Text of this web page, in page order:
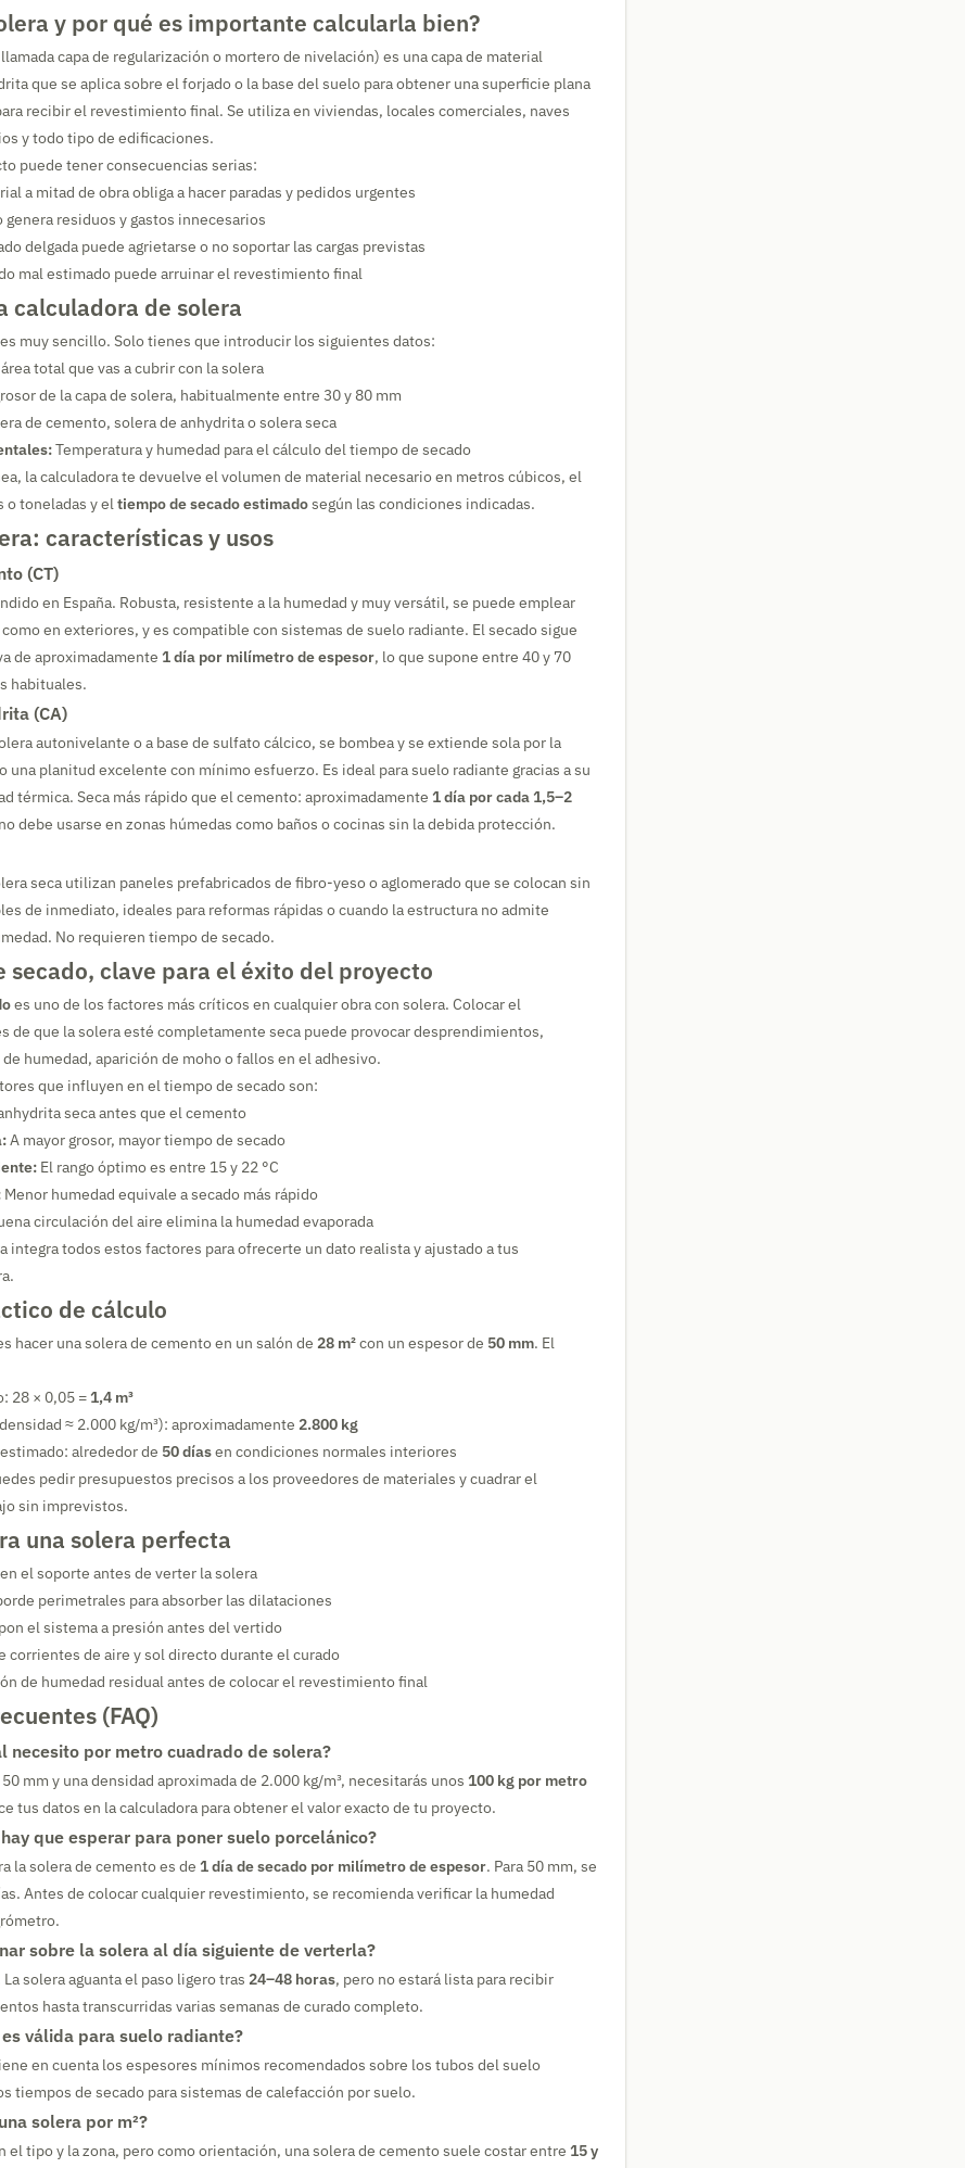
y por qué es importante calcularla bien?
capa de regularización o mortero de nivelación) es una capa de material
que se aplica sobre el forjado o la base del suelo para obtener una superficie plana
recibir el revestimiento final. Se utiliza en viviendas, locales comerciales, naves
y todo tipo de edificaciones.
puede tener consecuencias serias:
a mitad de obra obliga a hacer paradas y pedidos urgentes
genera residuos y gastos innecesarios
delgada puede agrietarse o no soportar las cargas previstas
mal estimado puede arruinar el revestimiento final
calculadora de solera
muy sencillo. Solo tienes que introducir los siguientes datos:
total que vas a cubrir con la solera
de la capa de solera, habitualmente entre 30 y 80 mm
de cemento, solera de anhydrita o solera seca
Temperatura y humedad para el cálculo del tiempo de secado
la calculadora te devuelve el volumen de material necesario en metros cúbicos, el
o toneladas y eltiempo de secado estimadosegún las condiciones indicadas.
características y usos
(CT)
en España. Robusta, resistente a la humedad y muy versátil, se puede emplear
en exteriores, y es compatible con sistemas de suelo radiante. El secado sigue
de aproximadamente 1 día por milímetro de espesor, lo que supone entre 40 y 70
habituales.
(CA)
autonivelante o a base de sulfato cálcico, se bombea y se extiende sola por la
una planitud excelente con mínimo esfuerzo. Es ideal para suelo radiante gracias a su
térmica. Seca más rápido que el cemento: aproximadamente 1 día por cada 1,5–2
debe usarse en zonas húmedas como baños o cocinas sin la debida protección.
seca utilizan paneles prefabricados de fibro-yeso o aglomerado que se colocan sin
de inmediato, ideales para reformas rápidas o cuando la estructura no admite
No requieren tiempo de secado.
secado, clave para el éxito del proyecto
es uno de los factores más críticos en cualquier obra con solera. Colocar el
de que la solera esté completamente seca puede provocar desprendimientos,
humedad, aparición de moho o fallos en el adhesivo.
que influyen en el tiempo de secado son:
seca antes que el cemento
A mayor grosor, mayor tiempo de secado
El rango óptimo es entre 15 y 22 °C
Menor humedad equivale a secado más rápido
circulación del aire elimina la humedad evaporada
integra todos estos factores para ofrecerte un dato realista y ajustado a tus
de cálculo
hacer una solera de cemento en un salón de 28 m²con un espesor de 50 mm. El
28 × 0,05 = 1,4 m³
≈ 2.000 kg/m³): aproximadamente 2.800 kg
alrededor de 50 díasen condiciones normales interiores
pedir presupuestos precisos a los proveedores de materiales y cuadrar el
sin imprevistos.
una solera perfecta
el soporte antes de verter la solera
perimetrales para absorber las dilataciones
el sistema a presión antes del vertido
corrientes de aire y sol directo durante el curado
de humedad residual antes de colocar el revestimiento final
(FAQ)
necesito por metro cuadrado de solera?
mm y una densidad aproximada de 2.000 kg/m³, necesitarás unos 100 kg por metro
tus datos en la calculadora para obtener el valor exacto de tu proyecto.
que esperar para poner suelo porcelánico?
la solera de cemento es de 1 día de secado por milímetro de espesor. Para 50 mm, se
Antes de colocar cualquier revestimiento, se recomienda verificar la humedad
sobre la solera al día siguiente de verterla?
solera aguanta el paso ligero tras 24–48 horas, pero no estará lista para recibir
hasta transcurridas varias semanas de curado completo.
válida para suelo radiante?
en cuenta los espesores mínimos recomendados sobre los tubos del suelo
tiempos de secado para sistemas de calefacción por suelo.
solera por m²?
el tipo y la zona, pero como orientación, una solera de cemento suele costar entre 15 y